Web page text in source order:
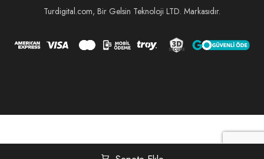
Turdigital.com, Bir Gelsin Teknoloji LTD. Markasıdır.